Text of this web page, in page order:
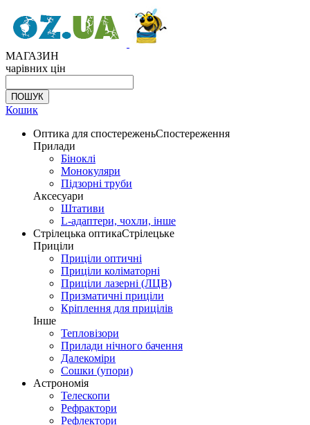
МАГАЗИН
чарівних цін
Кошик
Оптика для спостереженьСпостереження
Прилади
Біноклі
Монокуляри
Підзорні труби
Аксесуари
Штативи
L-адаптери, чохли, інше
Стрілецька оптикаСтрілецьке
Приціли
Приціли оптичні
Приціли коліматорні
Приціли лазерні (ЛЦВ)
Призматичні приціли
Кріплення для прицілів
Інше
Тепловізори
Прилади нічного бачення
Далекоміри
Сошки (упори)
Астрономія
Телескопи
Рефрактори
Рефлектори